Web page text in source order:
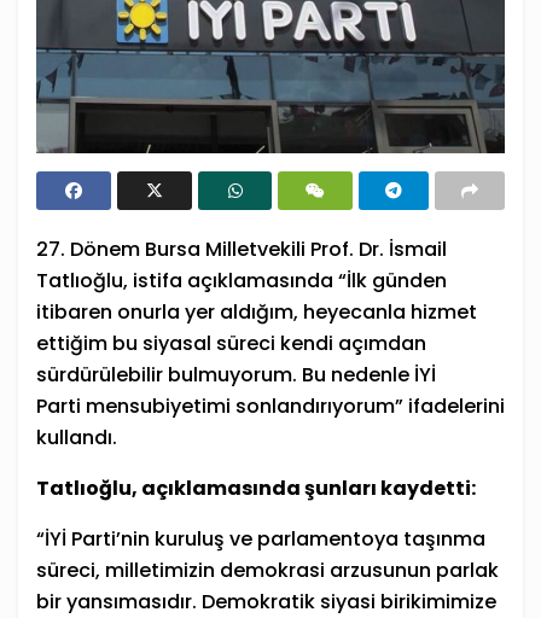
27. Dönem Bursa Milletvekili Prof. Dr. İsmail
Tatlıoğlu, istifa açıklamasında “İlk günden
itibaren onurla yer aldığım, heyecanla hizmet
ettiğim bu siyasal süreci kendi açımdan
sürdürülebilir bulmuyorum. Bu nedenle İYİ
Parti mensubiyetimi sonlandırıyorum” ifadelerini
kullandı.
Tatlıoğlu, açıklamasında şunları kaydetti:
“İYİ Parti’nin kuruluş ve parlamentoya taşınma
süreci, milletimizin demokrasi arzusunun parlak
bir yansımasıdır. Demokratik siyasi birikimimize